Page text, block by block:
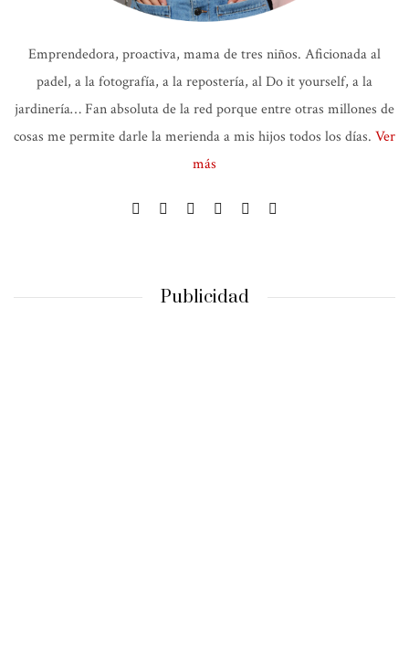
Emprendedora, proactiva, mama de tres niños. Aficionada al
padel, a la fotografía, a la repostería, al Do it yourself, a la
jardinería… Fan absoluta de la red porque entre otras millones de
cosas me permite darle la merienda a mis hijos todos los días. Ver
más
Publicidad